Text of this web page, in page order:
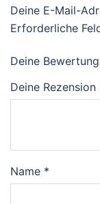
Deine E-Mail-
Erforderliche
Deine Bewertung
Deine Rezension
Name *